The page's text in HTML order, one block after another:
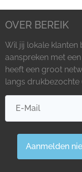
OVER BEREIK
Wil jij lokale klanten
aanspreken met
heeft een groot
langs drukbezochte
Aanmelden